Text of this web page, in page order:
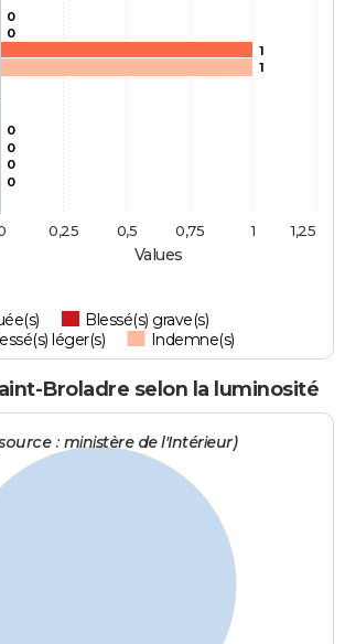
Values
0
0
0
0
1
0
1
0
Blessé(s) grave(s)
léger(s)
Indemne(s)
1
0,25 0,5 0,75 1,25
Broladre selon la luminosité
: ministère de l'Intérieur)